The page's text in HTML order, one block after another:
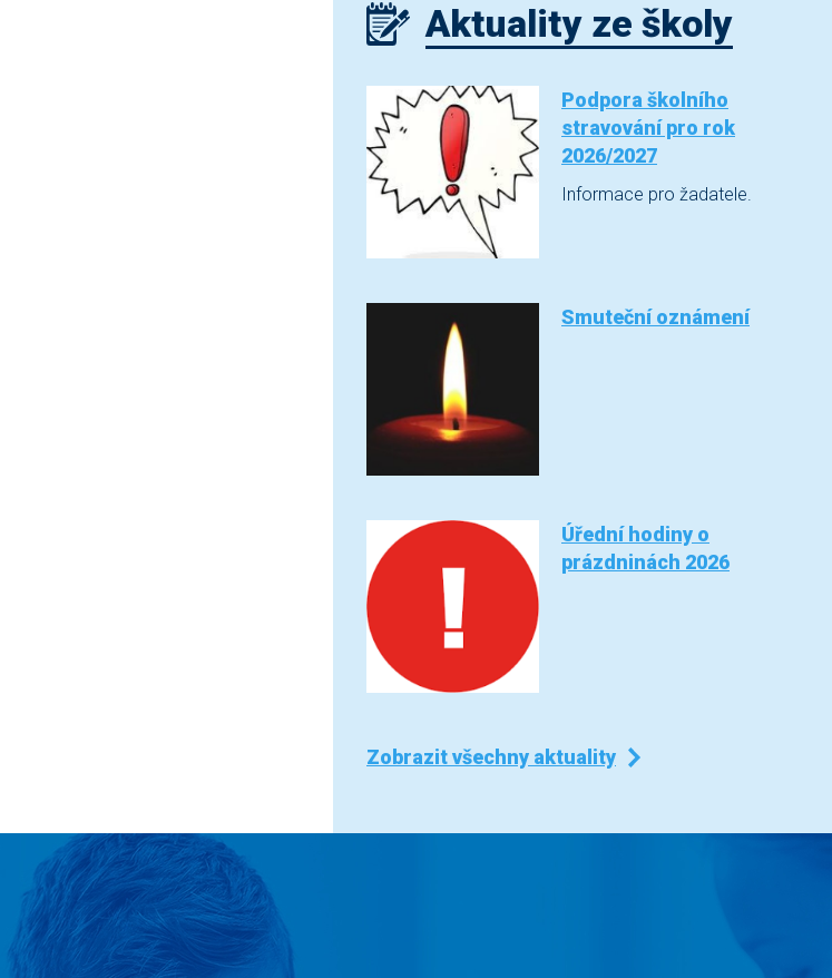
Aktuality ze školy
Podpora školního
stravování pro rok
2026/2027
Informace pro žadatele.
Smuteční oznámení
Úřední hodiny o
prázdninách 2026
Zobrazit všechny aktuality